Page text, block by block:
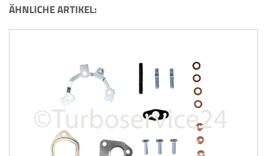
ÄHNLICHE ARTIKEL: